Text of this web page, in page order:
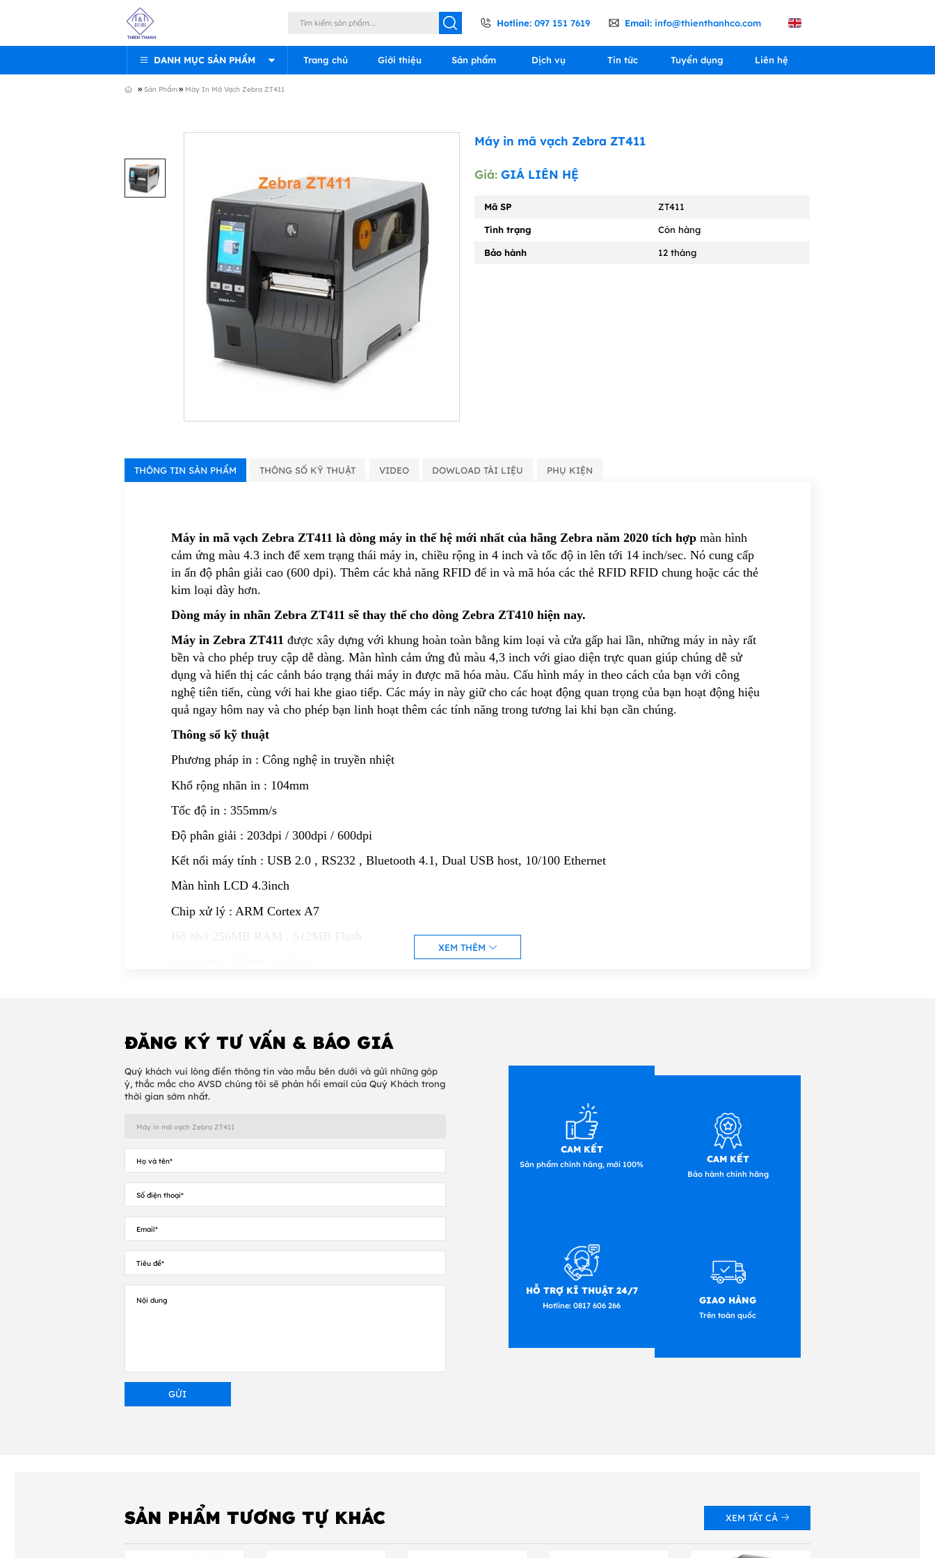
» Sản Phẩm » Máy In Mã Vạch Zebra ZT411
Hotline: 097 151 7619 Email: info@thienthanhco.com
DANH MỤC SẢN PHẨM Trang chủ Giới thiệu Sản phẩm Dịch vụ Tin tức Tuyển dụng Liên hệ
Máy in mã vạch Zebra ZT411
Giá:GIÁ LIÊN HỆ
Mã SP ZT411
Tình trạng Còn hàng
Bảo hành 12 tháng
THÔNG TIN SẢN PHẨM THÔNG SỐ KỸ THUẬT VIDEO DOWLOAD TÀI LIỆU PHỤ KIỆN
Máy in mã vạch Zebra ZT411 là dòng máy in thế hệ mới nhất của hãng Zebra năm 2020 tích hợpmàn hình
cảm ứng màu 4.3 inch để xem trạng thái máy in, chiều rộng in 4 inch và tốc độ in lên tới 14 inch/sec. Nó cung cấp
in ấn độ phân giải cao (600 dpi). Thêm các khả năng RFID để in và mã hóa các thẻ RFID RFID chung hoặc các thẻ
kim loại dày hơn.
Dòng máy in nhãn Zebra ZT411 sẽ thay thế cho dòng Zebra ZT410 hiện nay.
Máy in Zebra ZT411 được xây dựng với khung hoàn toàn bằng kim loại và cửa gấp hai lần, những máy in này rất
bền và cho phép truy cập dễ dàng. Màn hình cảm ứng đủ màu 4,3 inch với giao diện trực quan giúp chúng dễ sử
dụng và hiển thị các cảnh báo trạng thái máy in được mã hóa màu. Cấu hình máy in theo cách của bạn với công
nghệ tiên tiến, cùng với hai khe giao tiếp. Các máy in này giữ cho các hoạt động quan trọng của bạn hoạt động hiệu
quả ngay hôm nay và cho phép bạn linh hoạt thêm các tính năng trong tương lai khi bạn cần chúng.
Thông số kỹ thuật
Phương pháp in : Công nghệ in truyền nhiệt
Khổ rộng nhãn in : 104mm
Tốc độ in : 355mm/s
Độ phân giải : 203dpi / 300dpi / 600dpi
Kết nối máy tính : USB 2.0 , RS232 , Bluetooth 4.1, Dual USB host, 10/100 Ethernet
Màn hình LCD 4.3inch
Chip xử lý : ARM Cortex A7
- Dao cắt
- Công nghệ RFID
XEM THÊM
ĐĂNG KÝ TƯ VẤN & BÁO GIÁ
Quý khách vui lòng điền thông tin vào mẫu bên dưới và gửi những góp
ý, thắc mắc cho AVSD chúng tôi sẽ phản hồi email của Quý Khách trong
thời gian sớm nhất.
CAM KẾT
Sản phẩm chính hãng, mới 100% CAM KẾT
Bảo hành chính hãng
HỖ TRỢ KĨ THUẬT 24/7
Hotline: 0817 606 266 GIAO HÀNG
Trên toàn quốc
SẢN PHẨM TƯƠNG TỰ KHÁC XEM TẤT CẢ